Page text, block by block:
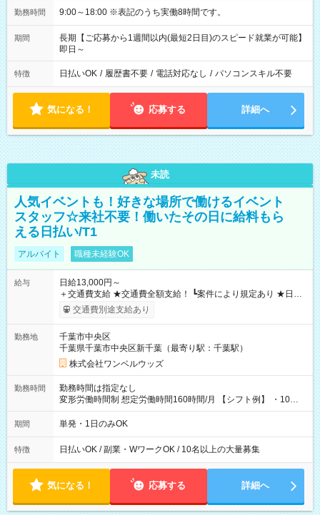
勤務時間 9:00～18:00 ※表記のうち実働8時間です。
期間
長期【ご応募から1週間以内(最短2日目)のスピード就業が可能】
即日～
特徴 日払いOK / 履歴書不要 / 電話対応なし / パソコンスキル不要
気になる！ 応募する 詳細へ
未読
人気イベントも！好きな場所で働けるイベント
スタッフ☆来社不要！働いたその日に給料もら
える日払い/T1
アルバイト 職種未経験OK
給与
日給13,000円～
＋交通費支給 ★交通費全額支給！ ┗案件により規定あり ★日払
いOK！（規定あり） ┗働いたその日に現金GET♪ お仕事後はコ
ンビニATMから 日払い分を引き落とせます！ 【試用期間】試
交通費別途支給あり
勤務地
千葉市中央区
千葉県千葉市中央区新千葉（最寄り駅：千葉駅）
株式会社ワンベルウッズ
勤務時間
勤務時間は指定なし
変形労働時間制 想定労働時間160時間/月 【シフト例】 ・10：
00～20：00
期間 単発・1日のみOK
特徴 日払いOK / 副業・WワークOK / 10名以上の大量募集
気になる！ 応募する 詳細へ